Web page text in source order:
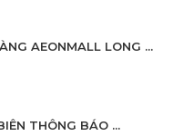
AEONMALL LONG ...
THÔNG BÁO ...